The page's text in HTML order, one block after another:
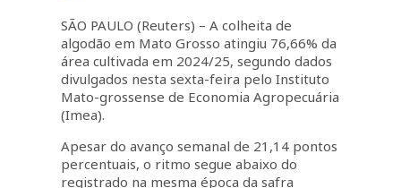
SÃO PAULO (Reuters) – A colheita de
algodão em Mato Grosso atingiu 76,66% da
área cultivada em 2024/25, segundo dados
divulgados nesta sexta-feira pelo Instituto
Mato-grossense de Economia Agropecuária
(Imea).
Apesar do avanço semanal de 21,14 pontos
percentuais, o ritmo segue abaixo do
registrado na mesma época da safra